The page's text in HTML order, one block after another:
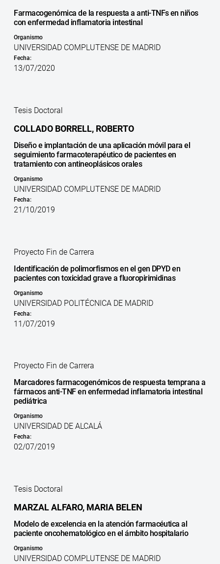
Farmacogenómica de la respuesta a anti-TNFs en niños
con enfermedad inflamatoria intestinal
Organismo
UNIVERSIDAD COMPLUTENSE DE MADRID
Fecha:
13/07/2020
Tesis Doctoral
COLLADO BORRELL, ROBERTO
Diseño e implantación de una aplicación móvil para el
seguimiento farmacoterapéutico de pacientes en
tratamiento con antineoplásicos orales
Organismo
UNIVERSIDAD COMPLUTENSE DE MADRID
Fecha:
21/10/2019
Proyecto Fin de Carrera
Identificación de polimorfismos en el gen DPYD en
pacientes con toxicidad grave a fluoropirimidinas
Organismo
UNIVERSIDAD POLITÉCNICA DE MADRID
Fecha:
11/07/2019
Proyecto Fin de Carrera
Marcadores farmacogenómicos de respuesta temprana a
fármacos anti-TNF en enfermedad inflamatoria intestinal
pediátrica
Organismo
UNIVERSIDAD DE ALCALÁ
Fecha:
02/07/2019
Tesis Doctoral
MARZAL ALFARO, MARIA BELEN
Modelo de excelencia en la atención farmacéutica al
paciente oncohematológico en el ámbito hospitalario
Organismo
UNIVERSIDAD COMPLUTENSE DE MADRID